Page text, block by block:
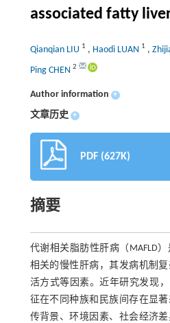
associated fatty
Qianqian LIU 1 , Haodi LUAN 1 ,
Ping CHEN 2
Author information +
文章历史 +
PDF (627K)
摘要
代谢相关脂肪性肝病（MAFLD
相关的慢性肝病，其发病机制
活方式等因素。近年研究发现
征在不同种族和民族间存在显
传背景、环境因素、社会经济